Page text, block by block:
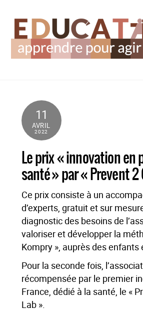
content
11
AVRIL
2022
Le prix « innovation en
santé » par « Prevent 2
Ce prix consiste à un
d’experts, gratuit et sur
diagnostic des besoins de
valoriser et développer la
Kompry », auprès des enfants
Pour la seconde fois,
récompensée par le premier
France, dédié à la santé, le «
Lab ».